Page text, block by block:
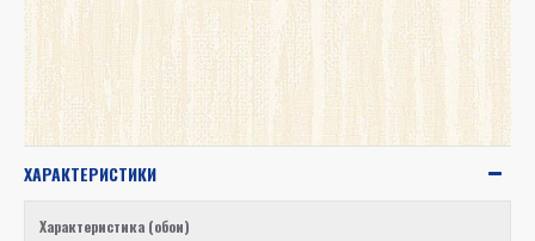
ХАРАКТЕРИСТИКИ
Характеристика (обои)